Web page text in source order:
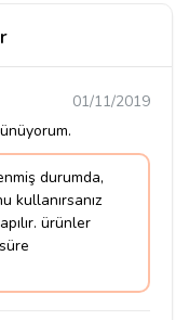
01/11/2019
durumda,
kullanırsanız
ürünler